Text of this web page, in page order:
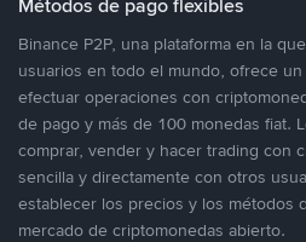
Métodos de pago flexibles
Binance P2P, una plataforma en la
usuarios en todo el mundo, ofrece
efectuar operaciones con
de pago y más de 100 monedas fiat.
comprar, vender y hacer trading con
sencilla y directamente con otros
establecer los precios y los métodos
mercado de criptomonedas abierto.